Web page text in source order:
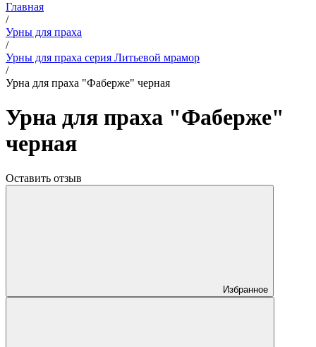
Главная
/
Урны для праха
/
Урны для праха серия Литьевой мрамор
/
Урна для праха "Фаберже" черная
Урна для праха "Фаберже"
черная
Оставить отзыв
Избранное